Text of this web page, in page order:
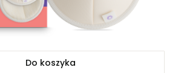
Do koszyka